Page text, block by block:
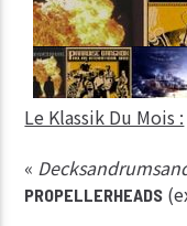
Le Klassik Du Mois :
«
PROPELLERHEADS